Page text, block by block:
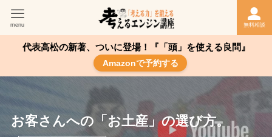
無料相談
menu
代表高松の新著、ついに登場！『「頭」を使える良問』
Amazonで予約する
お客さんへの「お土産」の選び方。